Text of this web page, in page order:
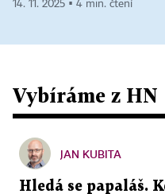
14. 11. 2025 ▪ 4 min. čtení
Vybíráme z HN
JAN KUBITA
Hledá se papaláš.